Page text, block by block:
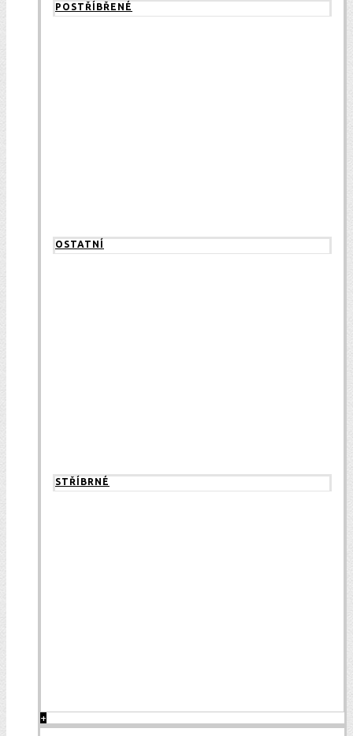
POSTŘÍBŘENÉ
OSTATNÍ
STŘÍBRNÉ
+